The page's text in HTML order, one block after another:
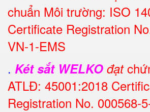
chuẩn Môi trường: ISO
Certificate Registration
VN-1-EMS
. Két sắt WELKO đạt
ATLĐ: 45001:2018
Registration No. 000568-